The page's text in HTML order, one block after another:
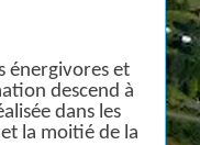
énergivores et
descend à
dans les
la moitié de la